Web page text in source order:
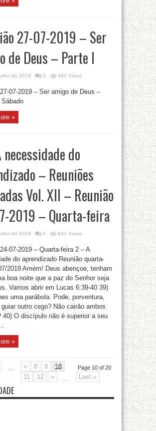
27-07-2019 – Ser
de Deus – Parte I
de 2019 0 460 Views
07-2019 – Ser amigo de Deus –
»
do
– Reuniões
Vol. XII – Reunião
2019 – Quarta-feira
de 2019 0 641 Views
07-2019 – Quarta-feira 2 – A
do aprendizado Reunião quarta-
2019 Amém! Deus abençoe, tenham
boa noite que a paz do Senhor seja
Vamos abrir em Lucas 6:39-40 39)
uma parábola: Pode, porventura,
outro cego? Não cairão ambos
40) O discípulo não é superior a seu
»
Page 10 of 20
... « 8 9
10
11
12 » ... Last »